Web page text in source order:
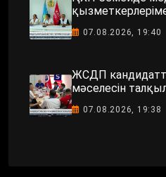
07.08.2026, 19:40
ЖСДП
мәселесін
07.08.2026, 19:38